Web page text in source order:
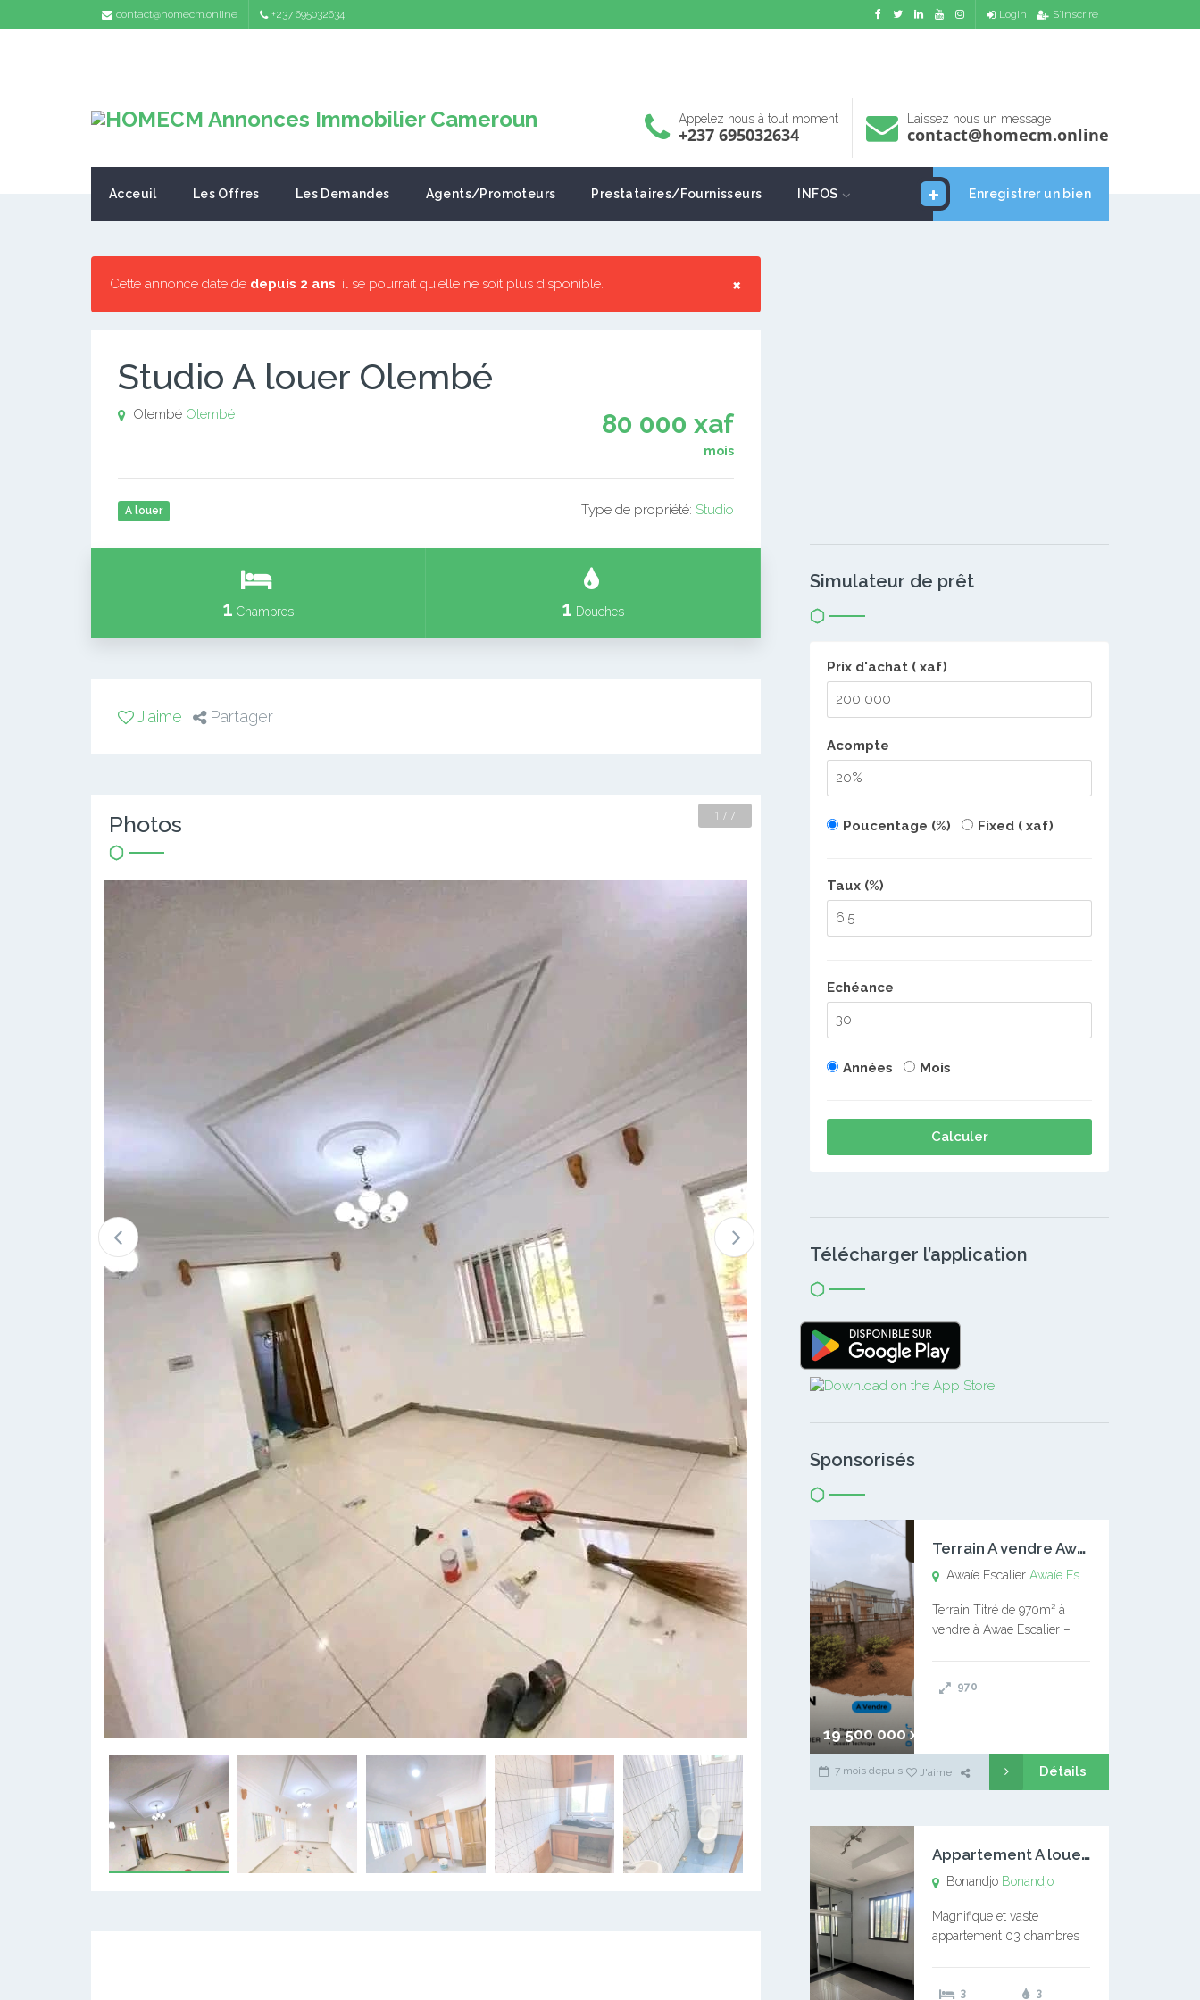
contact@homecm.online +237 695032634 Login S'inscrire
Appelez nous à tout moment
+237 695032634
Laissez nous un message
contact@homecm.online
Enregistrer un bien
Acceuil Les Offres Les Demandes Agents/Promoteurs Prestataires/Fournisseurs INFOS
×
Cette annonce date de depuis 2 ans, il se pourrait qu'elle ne soit plus disponible.
Studio A louer Olembé
80 000 xaf
mois
Olembé Olembé
A louer Type de propriété: Studio
1 Chambres 1 Douches
J'aime Partager
Photos 2 / 7
Simulateur de prêt
Prix d'achat ( xaf)
Acompte
Poucentage (%) Fixed ( xaf)
Taux (%)
Echéance
Années Mois
Calculer
Télécharger l’application
Sponsorisés
19 500 000 xaf
T
errain A vendre Awaïe Escalier
Awaïe EscalierAwaïe Escalier
Terrain Titré de 970m² à
vendre à Awae Escalier –
l’Université Catholique –
970
7 mois depuis J'aime Détails
A
ppartement A louer Bonandjo
Bonandjo Bonandjo
Magnifique et vaste
appartement 03 chambres
douches 01 vaste salon 01
3
3